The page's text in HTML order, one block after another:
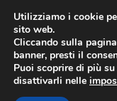
Vai
contenuto
Utilizziamo i cookie
sito web.
Cliccando sulla
banner, presti il
Puoi scoprire di più
disattivarli nelle